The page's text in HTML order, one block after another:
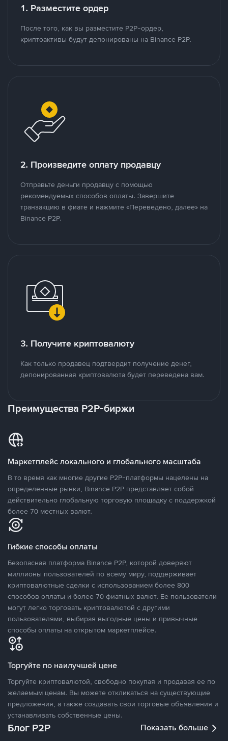
1. Разместите ордер
После того, как вы разместите P2P-ордер,
криптоактивы будут депонированы на Binance P2P.
2. Произведите оплату продавцу
Отправьте деньги продавцу с помощью
рекомендуемых способов оплаты. Завершите
транзакцию в фиате и нажмите «Переведено, далее» на
Binance P2P.
3. Получите криптовалюту
Как только продавец подтвердит получение денег,
депонированная криптовалюта будет переведена вам.
Преимущества P2P-биржи
Маркетплейс локального и глобального масштаба
В то время как многие другие P2P-платформы нацелены на
определенные рынки, Binance P2P представляет собой
действительно глобальную торговую площадку с поддержкой
более 70 местных валют.
Гибкие способы оплаты
Безопасная платформа Binance P2P, которой доверяют
миллионы пользователей по всему миру, поддерживает
криптовалютные сделки с использованием более 800
способов оплаты и более 70 фиатных валют. Ее пользователи
могут легко торговать криптовалютой с другими
пользователями, выбирая выгодные цены и привычные
способы оплаты на открытом маркетплейсе.
Торгуйте по наилучшей цене
Торгуйте криптовалютой, свободно покупая и продавая ее по
желаемым ценам. Вы можете откликаться на существующие
предложения, а также создавать свои торговые объявления и
устанавливать собственные цены.
Блог P2P Показать больше